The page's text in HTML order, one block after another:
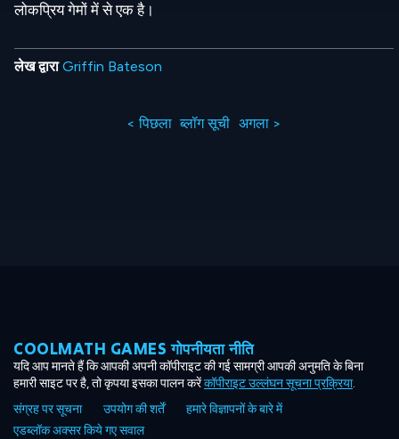
लोकप्रिय गेमों में से एक है।
लेख द्वाराGriffin Bateson
< पिछला ब्लॉग सूची अगला >
COOLMATH GAMES गोपनीयता नीति
यदि आप मानते हैं कि आपकी अपनी कॉपीराइट की गई सामग्री आपकी अनुमति के बिना
हमारी साइट पर है, तो कृपया इसका पालन करेंकॉपीराइट उल्लंघन सूचना प्रक्रिया.
संग्रह पर सूचना
उपयोग की शर्तें
हमारे विज्ञापनों के बारे में
एडब्लॉक अक्सर किये गए सवाल